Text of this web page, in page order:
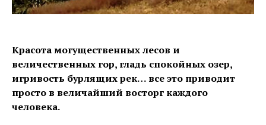
Красота могущественных лесов и
величественных гор, гладь спокойных озер,
игривость бурлящих рек… все это приводит
просто в величайший восторг каждого
человека.